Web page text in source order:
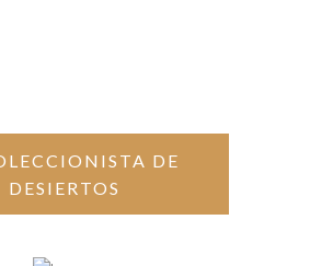
DE
DESIERTOS